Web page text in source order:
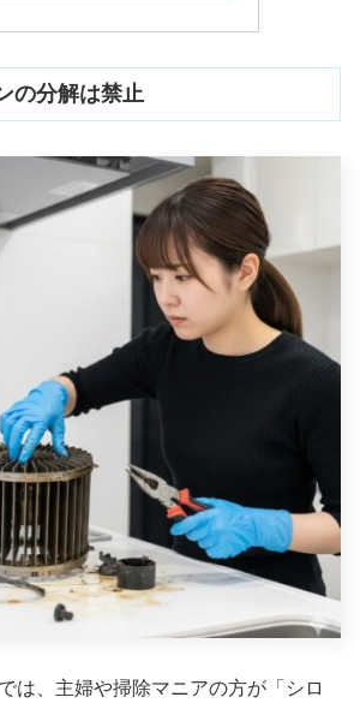
の分解は禁止
は、主婦や掃除マニアの方が「シロ